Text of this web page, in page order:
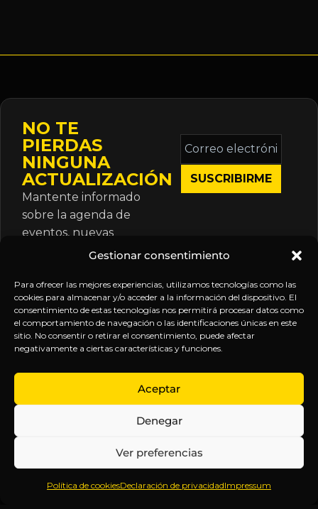
Gestionar consentimiento
Para ofrecer las mejores experiencias, utilizamos tecnologías como las
cookies para almacenar y/o acceder a la información del dispositivo. El
consentimiento de estas tecnologías nos permitirá procesar datos como
el comportamiento de navegación o las identificaciones únicas en este
sitio. No consentir o retirar el consentimiento, puede afectar
negativamente a ciertas características y funciones.
Aceptar
Denegar
Ver preferencias
Política de cookiesDeclaración de privacidadImpressum
NO TE
PIERDAS
NINGUNA
ACTUALIZACIÓN
Mantente informado
sobre la agenda de
eventos, nuevas
publicaciones y
suscripción.
Correo
electrónico
*
Inteligencia
Anticipándonos
EXPLORA
Inicio
Sobre
Contenido
Webinars
LEGAL
Política
de
Términos y
Aviso
SÍGUENOS